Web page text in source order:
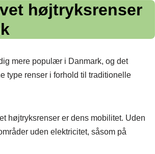
højtryksrenser
mere populær i Danmark, og det
type renser i forhold til traditionelle
højtryksrenser er dens mobilitet. Uden
uden elektricitet, såsom på